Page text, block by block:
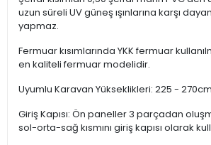
uzun süreli UV güneş ışınlarına karşı
yapmaz.
Fermuar kısımlarında YKK fermuar
en kaliteli fermuar modelidir.
Uyumlu Karavan Yükseklikleri: 225 - 270cm
Giriş Kapısı: Ön paneller 3 parçadan
sol-orta-sağ kısmını giriş kapısı olarak